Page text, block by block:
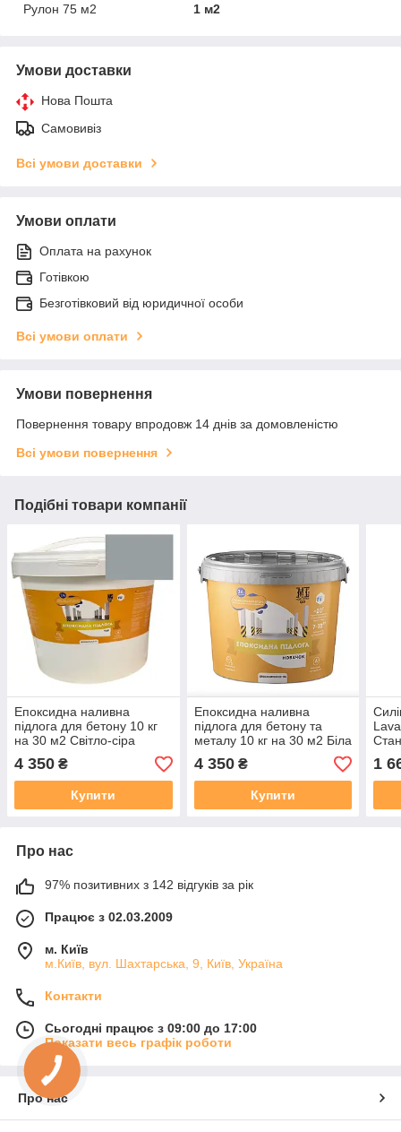
Рулон 75 м2
1 м2
Умови доставки
Нова Пошта
Самовивіз
Всі умови доставки
Умови оплати
Оплата на рахунок
Готівкою
Безготівковий від юридичної особи
Всі умови оплати
Умови повернення
Повернення товару впродовж 14 днів за домовленістю
Всі умови повернення
Подібні товари компанії
Епоксидна наливна
підлога для бетону 10 кг
на 30 м2 Світло-сіра
plastall
4 350 ₴
Купити
Епоксидна наливна
підлога для бетону та
металу 10 кг на 30 м2 Біла
MG
4 350₴
Купити
1
Про нас
97% позитивних з 142 відгуків за рік
Працює з 02.03.2009
м. Київ
м.Київ, вул. Шахтарська, 9, Київ, Україна
Контакти
Сьогодні працює з 09:00 до 17:00
Показати весь графік роботи
Про нас